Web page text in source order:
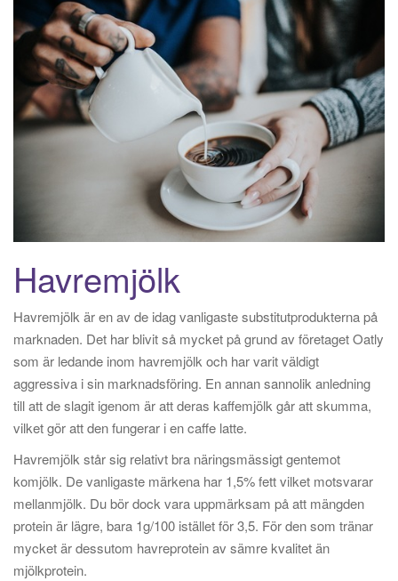
Havremjölk
Havremjölk är en av de idag vanligaste substitutprodukterna på
marknaden. Det har blivit så mycket på grund av företaget Oatly
som är ledande inom havremjölk och har varit väldigt
aggressiva i sin marknadsföring. En annan sannolik anledning
till att de slagit igenom är att deras kaffemjölk går att skumma,
vilket gör att den fungerar i en caffe latte.
Havremjölk står sig relativt bra näringsmässigt gentemot
komjölk. De vanligaste märkena har 1,5% fett vilket motsvarar
mellanmjölk. Du bör dock vara uppmärksam på att mängden
protein är lägre, bara 1g/100 istället för 3,5. För den som tränar
mycket är dessutom havreprotein av sämre kvalitet än
mjölkprotein.